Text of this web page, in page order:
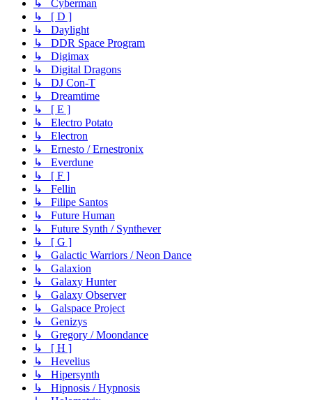
↳ Cyberman
↳ [ D ]
↳ Daylight
↳ DDR Space Program
↳ Digimax
↳ Digital Dragons
↳ DJ Con-T
↳ Dreamtime
↳ [ E ]
↳ Electro Potato
↳ Electron
↳ Ernesto / Ernestronix
↳ Everdune
↳ [ F ]
↳ Fellin
↳ Filipe Santos
↳ Future Human
↳ Future Synth / Synthever
↳ [ G ]
↳ Galactic Warriors / Neon Dance
↳ Galaxion
↳ Galaxy Hunter
↳ Galaxy Observer
↳ Galspace Project
↳ Genizys
↳ Gregory / Moondance
↳ [ H ]
↳ Hevelius
↳ Hipersynth
↳ Hipnosis / Hypnosis